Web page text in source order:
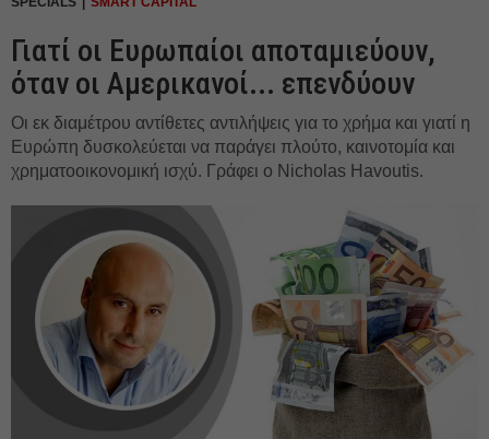
Γιατί οι Ευρωπαίοι αποταμιεύουν,
όταν οι Αμερικανοί... επενδύουν
Οι εκ διαμέτρου αντίθετες αντιλήψεις για το χρήμα και γιατί η
Ευρώπη δυσκολεύεται να παράγει πλούτο, καινοτομία και
χρηματοοικονομική ισχύ. Γράφει ο Nicholas Havoutis.